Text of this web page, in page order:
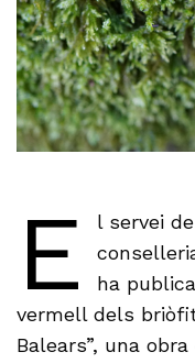
E
l servei
ha
vermell dels
Balears”, una